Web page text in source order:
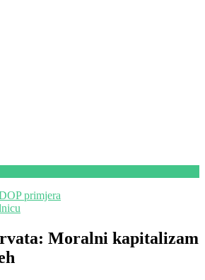
primjera
Moralni kapitalizam